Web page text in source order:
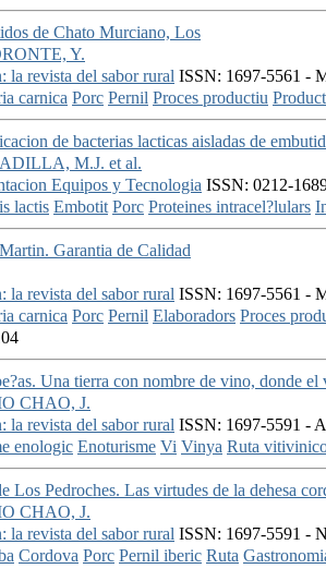
de Chato Murciano, Los
Y.
la revista del sabor rural ISSN: 1697-5561 -
carnica Porc Pernil Proces productiu
de bacterias lacticas aisladas de
M.J. et al.
Equipos y Tecnologia ISSN: 0212-
lactis Embotit Porc Proteines intracel?lulars
Garantia de Calidad
la revista del sabor rural ISSN: 1697-5561 -
carnica Porc Pernil Elaboradors Proces
Una tierra con nombre de vino, donde el
CHAO, J.
la revista del sabor rural ISSN: 1697-5591 -
enologic Enoturisme Vi Vinya Ruta
Los Pedroches. Las virtudes de la dehesa
CHAO, J.
la revista del sabor rural ISSN: 1697-5591 -
Cordova Porc Pernil iberic Ruta